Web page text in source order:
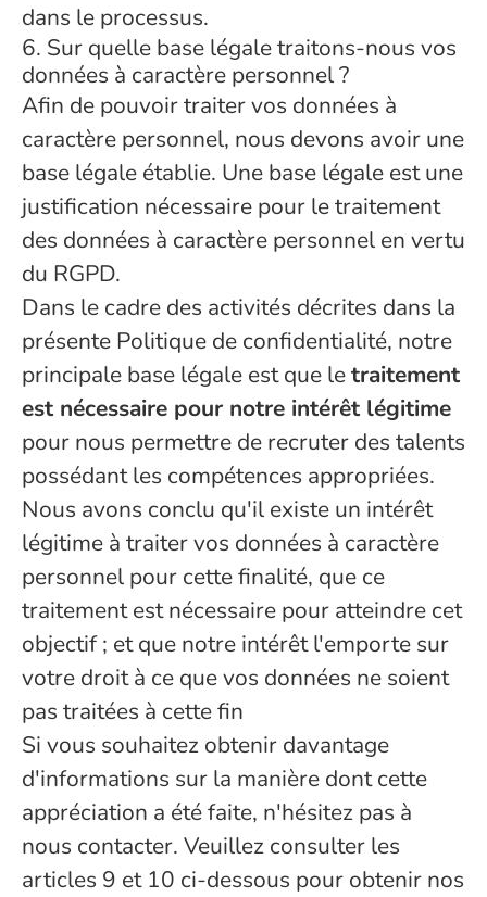
dans le processus.
6. Sur quelle base légale traitons-nous vos
données à caractère personnel ?
Afin de pouvoir traiter vos données à
caractère personnel, nous devons avoir une
base légale établie. Une base légale est une
justification nécessaire pour le traitement
des données à caractère personnel en vertu
du RGPD.
Dans le cadre des activités décrites dans la
présente Politique de confidentialité, notre
principale base légale est que letraitement
est nécessaire pour notre intérêt légitime
pour nous permettre de recruter des talents
possédant les compétences appropriées.
Nous avons conclu qu'il existe un intérêt
légitime à traiter vos données à caractère
personnel pour cette finalité, que ce
traitement est nécessaire pour atteindre cet
objectif ; et que notre intérêt l'emporte sur
votre droit à ce que vos données ne soient
pas traitées à cette fin
Si vous souhaitez obtenir davantage
d'informations sur la manière dont cette
appréciation a été faite, n'hésitez pas à
nous contacter. Veuillez consulter les
articles 9 et 10 ci-dessous pour obtenir nos